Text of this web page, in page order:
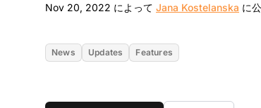
Nov 20, 2022 によって Jana Kostelanska に
News Updates Features